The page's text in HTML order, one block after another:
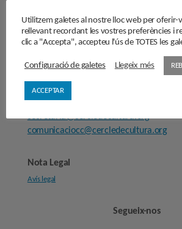
Fes-te’n soci/sòcia
Sala de premsa
Carrer Provença, 298
08008 Barcelona
secretaria@cercledecultura.org
comunicaciocc@cercledecultura.org
Nota Legal
Avís legal
Segueix-nos
Utilitzem galetes al nostre lloc web per oferir-
rellevant recordant les vostres preferències i
clic a "Accepta", accepteu l'ús de TOTES les
Configuració de galetes Llegeix més
ACCEPTAR